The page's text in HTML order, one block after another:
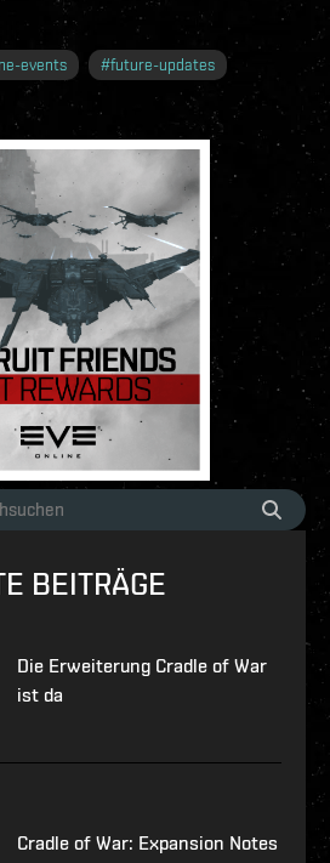
events #future-updates
BEITRÄGE
Die Erweiterung Cradle of War
ist da
Cradle of War: Expansion Notes